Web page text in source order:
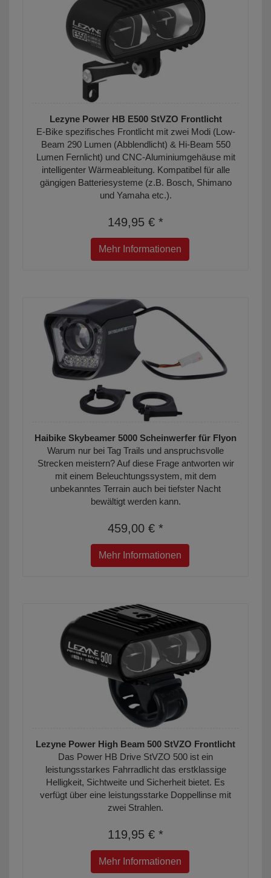
Lezyne Power HB E500 StVZO Frontlicht
E-Bike spezifisches Frontlicht mit zwei Modi (Low-
Beam 290 Lumen (Abblendlicht) & Hi-Beam 550
Lumen Fernlicht) und CNC-Aluminiumgehäuse mit
intelligenter Wärmeableitung. Kompatibel für alle
gängigen Batteriesysteme (z.B. Bosch, Shimano
und Yamaha etc.).
149,95 € *
Mehr Informationen
Haibike Skybeamer 5000 Scheinwerfer für Flyon
Warum nur bei Tag Trails und anspruchsvolle
Strecken meistern? Auf diese Frage antworten wir
mit einem Beleuchtungssystem, mit dem
unbekanntes Terrain auch bei tiefster Nacht
bewältigt werden kann.
459,00 € *
Mehr Informationen
Lezyne Power High Beam 500 StVZO Frontlicht
Das Power HB Drive StVZO 500 ist ein
leistungsstarkes Fahrradlicht das erstklassige
Helligkeit, Sichtweite und Sicherheit bietet. Es
verfügt über eine leistungsstarke Doppellinse mit
zwei Strahlen.
119,95 € *
Mehr Informationen